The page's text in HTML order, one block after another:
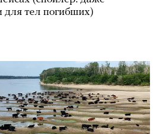
тел погибших)